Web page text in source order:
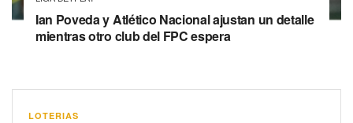
Ian Poveda y Atlético Nacional ajustan un detalle
mientras otro club del FPC espera
LOTERIAS